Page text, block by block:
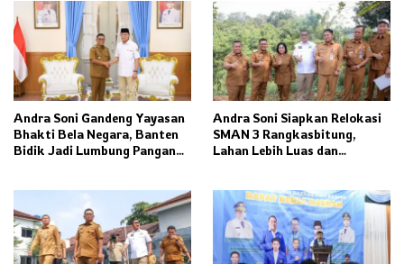
Pelestarian Budaya
Andra Soni Gandeng Yayasan
Bhakti Bela Negara, Banten
Bidik Jadi Lumbung Pangan
Andra Soni Siapkan Relokasi
SMAN 3 Rangkasbitung,
Lahan Lebih Luas dan